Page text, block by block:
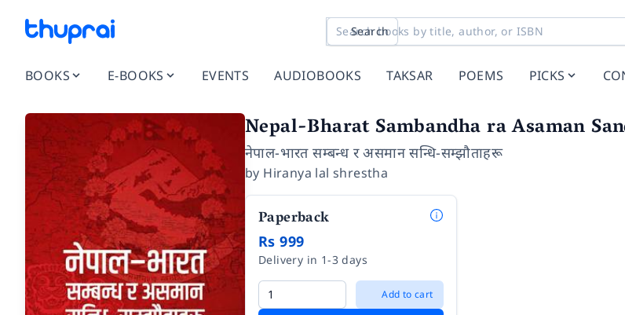
Search
BOOKS E-BOOKS EVENTS AUDIOBOOKS TAKSAR POEMS PICKS
Nepal-Bharat Sambandha ra Asaman
नेपाल-भारत सम्बन्ध र असमान सन्धि-सम्झौताहरू
by Hiranya lal shrestha
Paperback
Rs 999
Delivery in 1-3 days
Add to cart